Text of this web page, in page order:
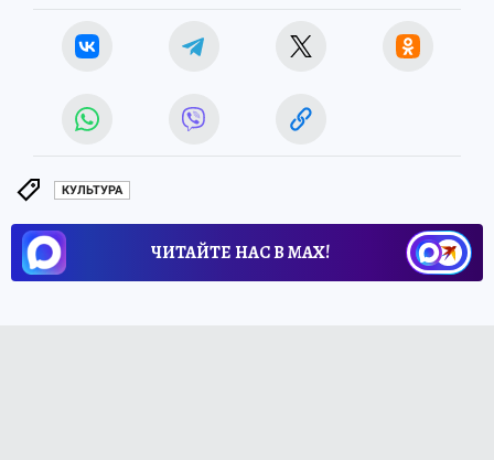
КУЛЬТУРА
ЧИТАЙТЕ НАС В МАХ!